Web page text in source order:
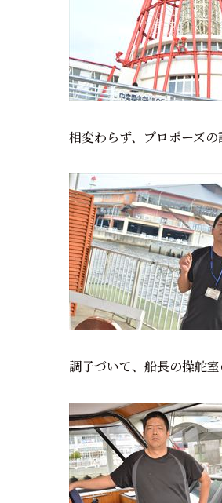
相変わらず、プロポーズ
調子づいて、船長の操舵